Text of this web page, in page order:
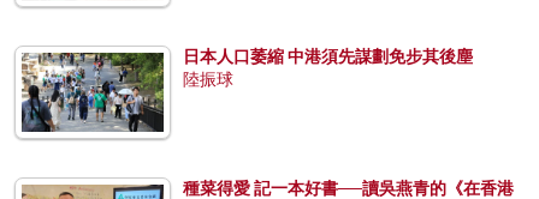
日本人口萎縮 中港須先謀劃免步其後塵
陸振球
種菜得愛 記一本好書──讀吳燕青的《在香港